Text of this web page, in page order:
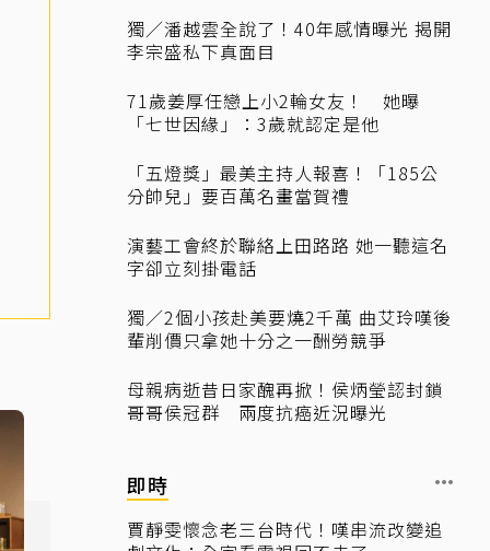
獨／潘越雲全說了！40年感情曝光 揭開
李宗盛私下真面目
71歲姜厚任戀上小2輪女友！ 她曝
「七世因緣」：3歲就認定是他
「五燈獎」最美主持人報喜！「185公
分帥兒」要百萬名畫當賀禮
演藝工會終於聯絡上田路路 她一聽這名
字卻立刻掛電話
獨／2個小孩赴美要燒2千萬 曲艾玲嘆後
輩削價只拿她十分之一酬勞競爭
母親病逝昔日家醜再掀！侯炳瑩認封鎖
哥哥侯冠群 兩度抗癌近況曝光
即時
賈靜雯懷念老三台時代！嘆串流改變追